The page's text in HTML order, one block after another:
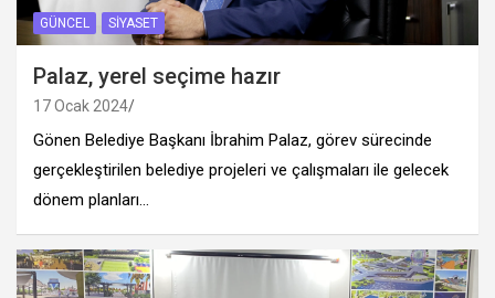
GÜNCEL SIYASET
Palaz, yerel seçime hazır
17 Ocak 2024
Gönen Belediye Başkanı İbrahim Palaz, görev sürecinde
gerçekleştirilen belediye projeleri ve çalışmaları ile gelecek
dönem planları…